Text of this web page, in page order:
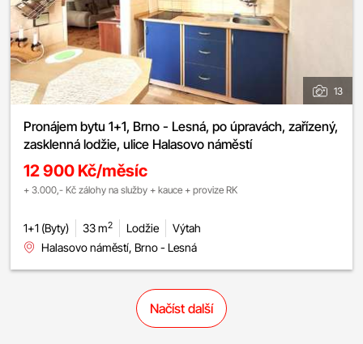
13
Pronájem bytu 1+1, Brno - Lesná, po úpravách, zařízený,
zasklenná lodžie, ulice Halasovo náměstí
12 900 Kč/měsíc
+ 3.000,- Kč zálohy na služby + kauce + provize RK
1+1 (Byty) 33 m2 Lodžie
Výtah
Halasovo náměstí, Brno - Lesná
Načíst další